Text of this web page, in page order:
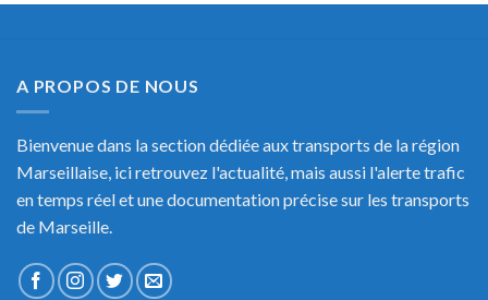
A PROPOS DE NOUS
Bienvenue dans la section dédiée aux transports de la région
Marseillaise, ici retrouvez l'actualité, mais aussi l'alerte trafic
en temps réel et une documentation précise sur les transports
de Marseille.